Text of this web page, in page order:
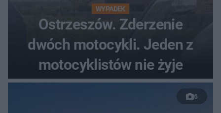
WYPADEK
Ostrzeszów. Zderzenie
dwóch motocykli. Jeden z
motocyklistów nie żyje
6